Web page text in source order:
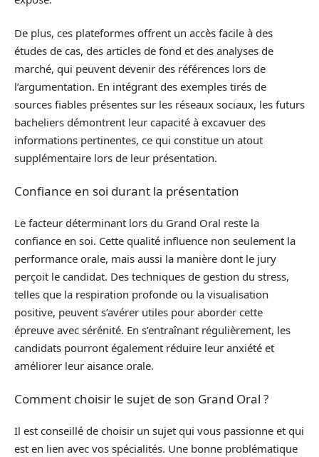
De plus, ces plateformes offrent un accès facile à des
études de cas, des articles de fond et des analyses de
marché, qui peuvent devenir des références lors de
l’argumentation. En intégrant des exemples tirés de
sources fiables présentes sur les réseaux sociaux, les futurs
bacheliers démontrent leur capacité à excavuer des
informations pertinentes, ce qui constitue un atout
supplémentaire lors de leur présentation.
Confiance en soi durant la présentation
Le facteur déterminant lors du Grand Oral reste la
confiance en soi. Cette qualité influence non seulement la
performance orale, mais aussi la manière dont le jury
perçoit le candidat. Des techniques de gestion du stress,
telles que la respiration profonde ou la visualisation
positive, peuvent s’avérer utiles pour aborder cette
épreuve avec sérénité. En s’entraînant régulièrement, les
candidats pourront également réduire leur anxiété et
améliorer leur aisance orale.
Comment choisir le sujet de son Grand Oral ?
Il est conseillé de choisir un sujet qui vous passionne et qui
est en lien avec vos spécialités. Une bonne problématique